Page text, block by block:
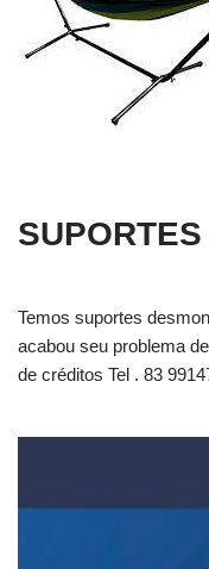
Temos suportes
acabou seu problema
de créditos Tel . 83